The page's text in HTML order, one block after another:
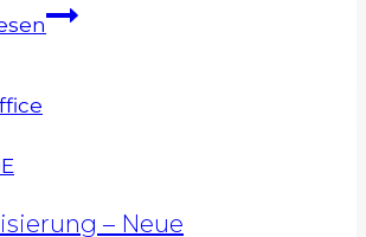
Shopfloor
– Neue